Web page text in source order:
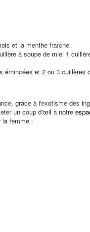
et la menthe fraîche.
à soupe de miel 1
et 2 ou 3 cuillères
grâce à l'exotisme des
un coup d'œil à notre
la femme :